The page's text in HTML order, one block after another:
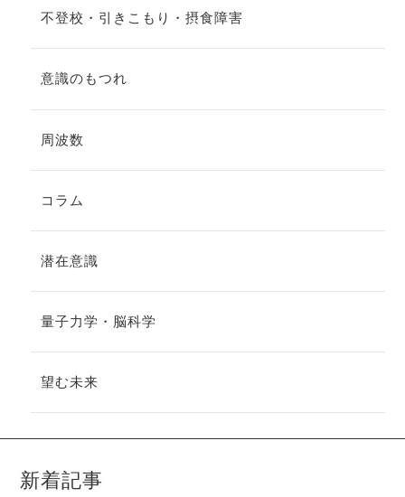
不登校・引きこもり・摂食障害
意識のもつれ
周波数
コラム
潜在意識
量子力学・脳科学
望む未来
新着記事